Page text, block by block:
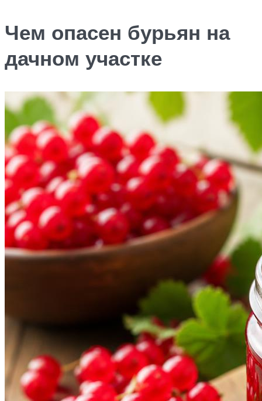
Чем опасен бурьян на
дачном участке